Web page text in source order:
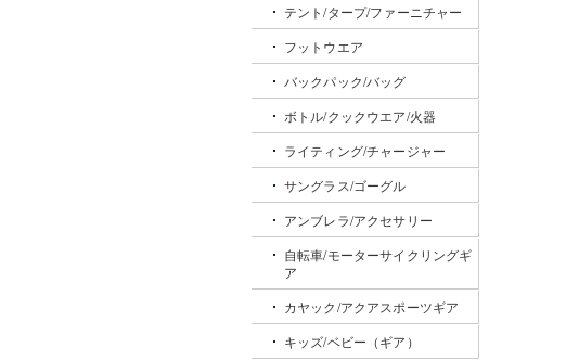
テント/タープ/ファーニチャー
フットウエア
バックパック/バッグ
ボトル/クックウエア/火器
ライティング/チャージャー
サングラス/ゴーグル
アンブレラ/アクセサリー
自転車/モーターサイクリングギ
ア
カヤック/アクアスポーツギア
キッズ/ベビー（ギア）